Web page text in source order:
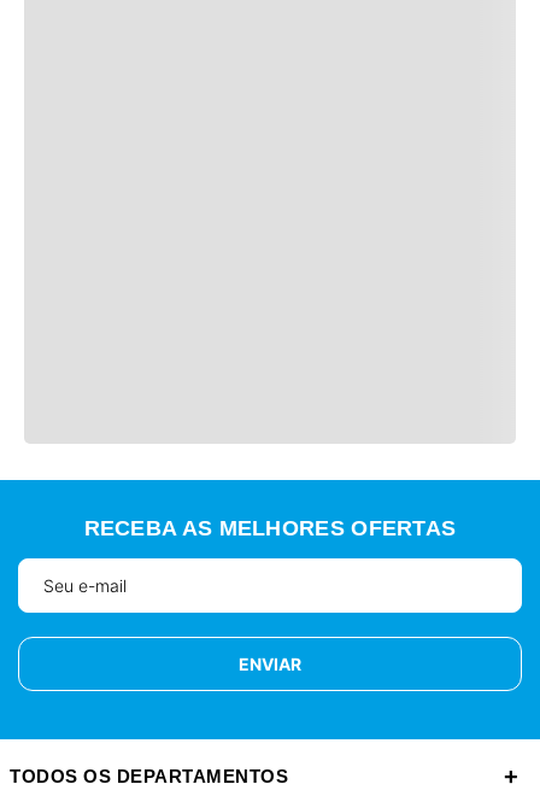
RECEBA AS MELHORES OFERTAS
ENVIAR
TODOS OS DEPARTAMENTOS +